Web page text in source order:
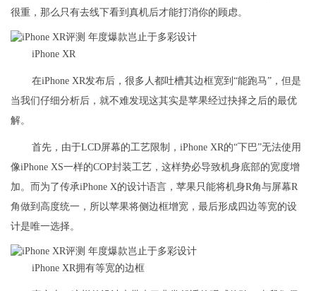
很重，那么只有去线下看到真机后才能打消你的顾虑。
iPhone XR
在iPhone XR发布后，很多人都吐槽其边框宽到“能跑马”，但是
当我们仔细分析后，就不难发现这其实是苹果经过抉择之后的最优
解。
首先，由于LCD屏幕的工艺限制，iPhone XR的“下巴”无法使用
像iPhone XS一样的COP封装工艺，这样势必导致机身底部的宽度增
加。而为了传承iPhone X的设计语言，苹果只能将机身R角与屏幕R
角做到高度统一，所以苹果将侧边框增宽，最后形成四边等宽的设
计是唯一选择。
iPhone XR拥有等宽的边框